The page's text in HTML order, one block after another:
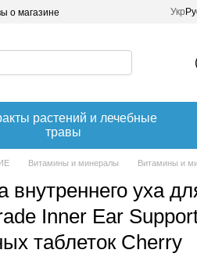
о магазине Укр
растений и лечебные
травы
Витамины и минералы Витамины и
внутреннего уха
Inner Ear
таблеток Cherry